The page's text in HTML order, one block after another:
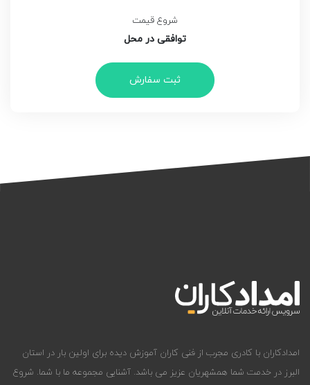
شروع قیمت
توافقی در محل
ثبت سفارش
امدادکاران با کادری مجرب از فنی کاران آموزش دیده برای اولین بار در استان
البرز در خدمت شما همشهریان عزیز می باشد. آشنایی مجموعه ما با شما. شروع